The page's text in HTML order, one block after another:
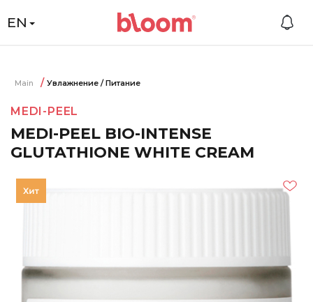
EN
Main Увлажнение / Питание
MEDI-PEEL
MEDI-PEEL BIO-INTENSE
GLUTATHIONE WHITE CREAM